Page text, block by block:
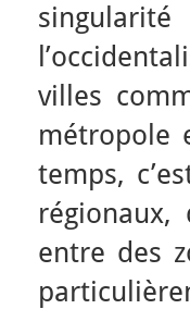
villes
métropole
temps,
régionaux,
entre des